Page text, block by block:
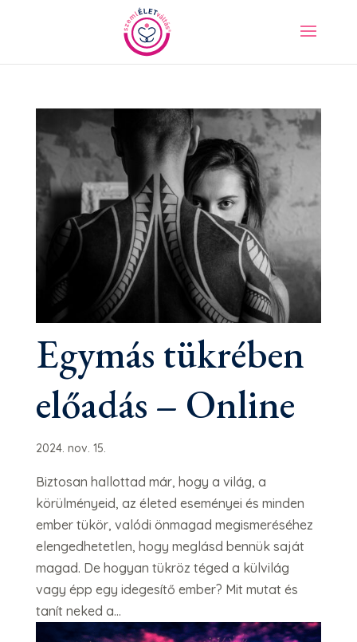
Egymás tükrében
előadás – Online
2024. nov. 15.
Biztosan hallottad már, hogy a világ, a
körülményeid, az életed eseményei és minden
ember tükör, valódi önmagad megismeréséhez
elengedhetetlen, hogy meglásd bennük saját
magad. De hogyan tükröz téged a külvilág
vagy épp egy idegesítő ember? Mit mutat és
tanít neked a...